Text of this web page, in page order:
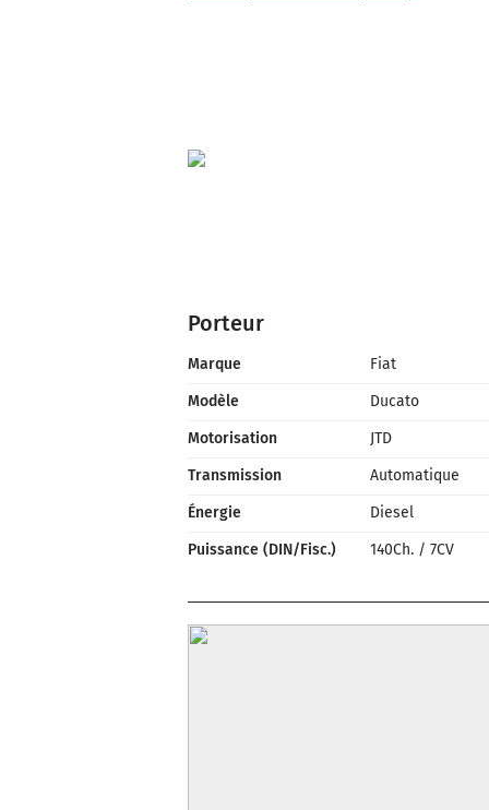
Porteur
Marque
Fiat
Modèle
Ducato
Motorisation
JTD
Transmission
Automatique
Énergie
Diesel
Puissance (DIN/Fisc.)
140Ch./ 7CV